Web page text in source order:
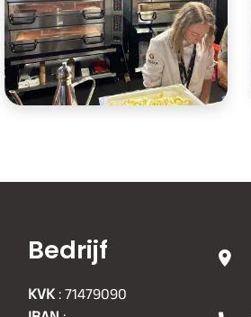
Bedrijf
KVK : 71479090